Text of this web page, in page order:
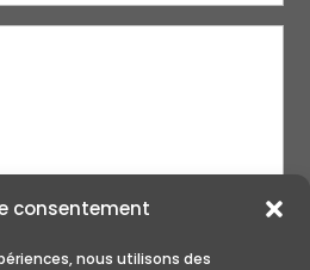
consentement
nous utilisons des